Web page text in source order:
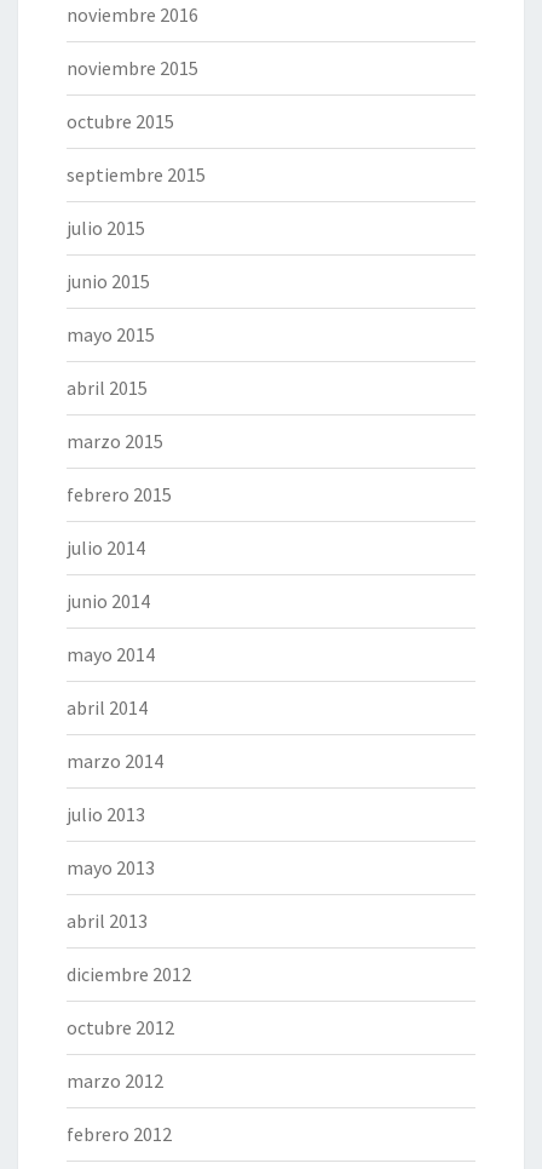
noviembre 2016
noviembre 2015
octubre 2015
septiembre 2015
julio 2015
junio 2015
mayo 2015
abril 2015
marzo 2015
febrero 2015
julio 2014
junio 2014
mayo 2014
abril 2014
marzo 2014
julio 2013
mayo 2013
abril 2013
diciembre 2012
octubre 2012
marzo 2012
febrero 2012